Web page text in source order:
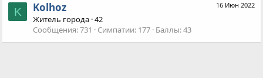
K
16 Июн 2022
Kolhoz
Житель города ·42
Сообщения 731 Симпатии 177 Баллы 43